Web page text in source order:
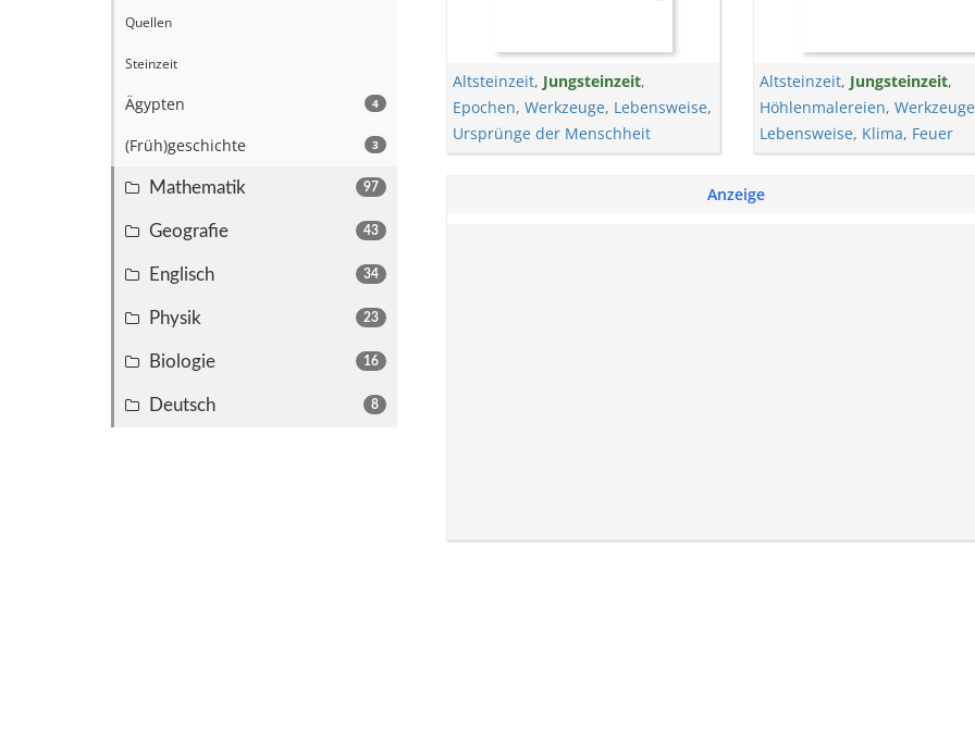
Quellen
Steinzeit
4
Ägypten
3
(Früh)geschichte
97
Mathematik
43
Geografie
34
Englisch
23
Physik
16
Biologie
8
Deutsch
Altsteinzeit, Jungsteinzeit,
Epochen, Werkzeuge, Lebensweise,
Ursprünge der Menschheit
Altsteinzeit, Jungsteinzeit,
Höhlenmalereien, Werkzeuge
Lebensweise, Klima, Feuer
Anzeige